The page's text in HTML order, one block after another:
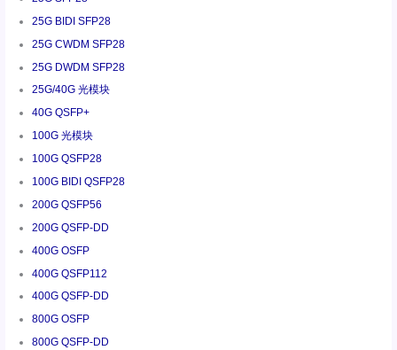
25G BIDI SFP28
25G CWDM SFP28
25G DWDM SFP28
25G/40G 光模块
40G QSFP+
100G 光模块
100G QSFP28
100G BIDI QSFP28
200G QSFP56
200G QSFP-DD
400G OSFP
400G QSFP112
400G QSFP-DD
800G OSFP
800G QSFP-DD